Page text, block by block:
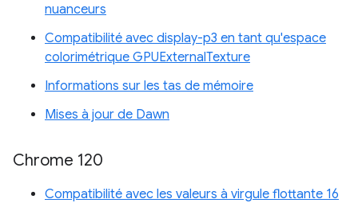
nuanceurs
Compatibilité avec display-p3 en tant qu'espace
colorimétrique GPUExternalTexture
Informations sur les tas de mémoire
Mises à jour de Dawn
Chrome 120
Compatibilité avec les valeurs à virgule flottante 16